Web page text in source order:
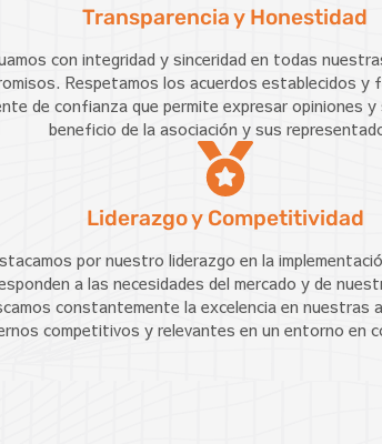
Transparencia y Honestidad
con integridad y sinceridad en todas
Respetamos los acuerdos establecidos y
de confianza que permite expresar opiniones y
beneficio de la asociación y sus
Liderazgo y Competitividad
por nuestro liderazgo en la
a las necesidades del mercado y de
constantemente la excelencia en nuestras
competitivos y relevantes en un entorno en